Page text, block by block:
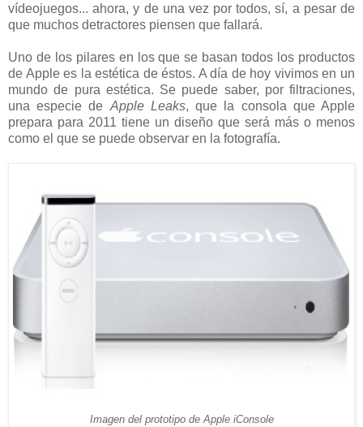
vídeojuegos... ahora, y de una vez por todos, sí, a pesar de
que muchos detractores piensen que fallará.
Uno de los pilares en los que se basan todos los productos
de Apple es la estética de éstos. A día de hoy vivimos en un
mundo de pura estética. Se puede saber, por filtraciones,
una especie de Apple Leaks, que la consola que Apple
prepara para 2011 tiene un diseño que será más o menos
como el que se puede observar en la fotografía.
Imagen del prototipo de Apple iConsole